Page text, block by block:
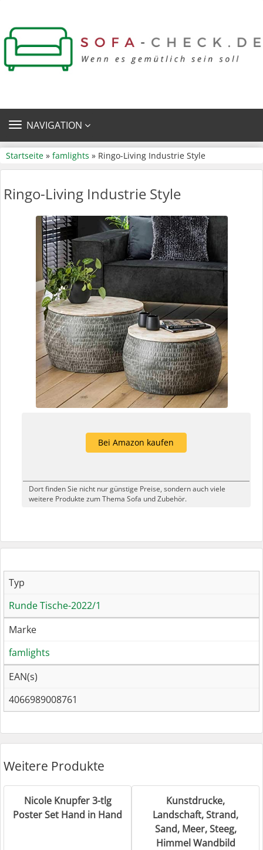
TOGGLE
NAVIGATION
Startseite » famlights » Ringo-Living Industrie Style
Ringo-Living Industrie Style
Bei Amazon kaufen
Dort finden Sie nicht nur günstige Preise, sondern auch viele
weitere Produkte zum Thema Sofa und Zubehör.
Typ
Runde Tische-2022/1
Marke
famlights
EAN(s)
4066989008761
Weitere Produkte
Nicole Knupfer 3-tlg
Poster Set Hand in Hand
Kunstdrucke,
Landschaft, Strand,
Sand, Meer, Steeg,
Himmel Wandbild